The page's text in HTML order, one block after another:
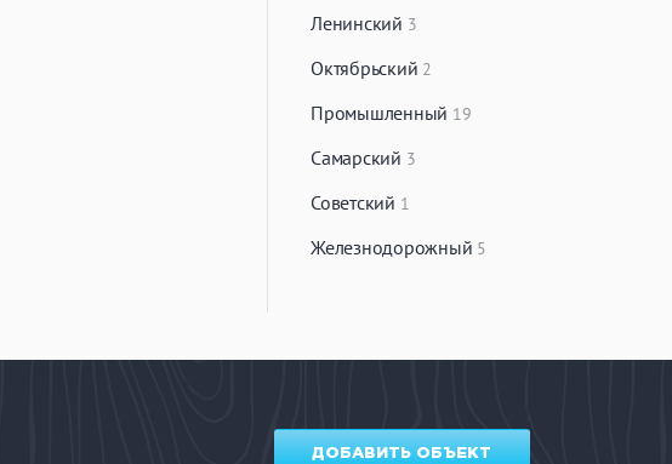
Ленинский 3
Октябрьский 2
Промышленный 19
Самарский 3
Советский 1
Железнодорожный 5
ДОБАВИТЬ ОБЪЕКТ